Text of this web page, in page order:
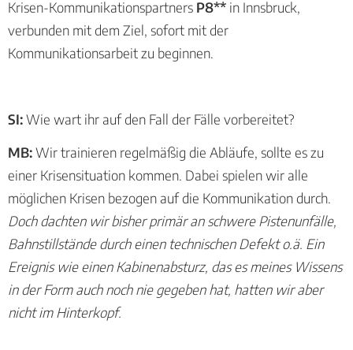
Krisen-Kommunikationspartners P8** in Innsbruck,
verbunden mit dem Ziel, sofort mit der
Kommunikationsarbeit zu beginnen.
SI:Wie wart ihr auf den Fall der Fälle vorbereitet?
MB:Wir trainieren regelmäßig die Abläufe, sollte es zu
einer Krisensituation kommen. Dabei spielen wir alle
möglichen Krisen bezogen auf die Kommunikation durch.
Doch dachten wir bisher primär an schwere Pistenunfälle,
Bahnstillstände durch einen technischen Defekt o.ä. Ein
Ereignis wie einen Kabinenabsturz, das es meines Wissens
in der Form auch noch nie gegeben hat, hatten wir aber
nicht im Hinterkopf.